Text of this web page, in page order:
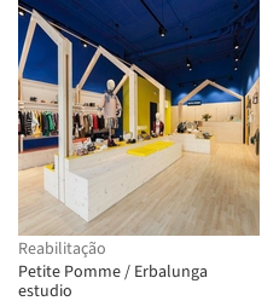
Reabilitação
Petite Pomme / Erbalunga
estudio